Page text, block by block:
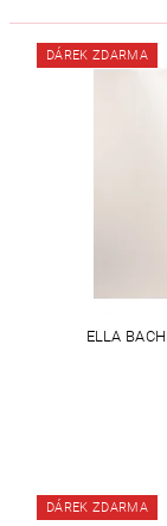
DÁREK ZDARMA
ELLA
DÁREK ZDARMA